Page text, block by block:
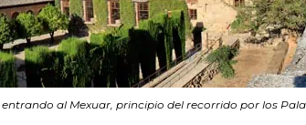
entrando al Mexuar, principio del recorrido por los